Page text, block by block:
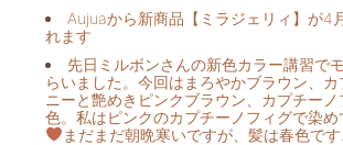
Aujuaから新商品【ミラジェリィ】が4
れます
先日ミルボンさんの新色カラー講習で
らいました。今回はまろやかブラウン、カ
ニーと艶めきピンクブラウン、カプチー
色。私はピンクのカプチーノフィグで染め
まだまだ朝晩寒いですが、髪は春色です